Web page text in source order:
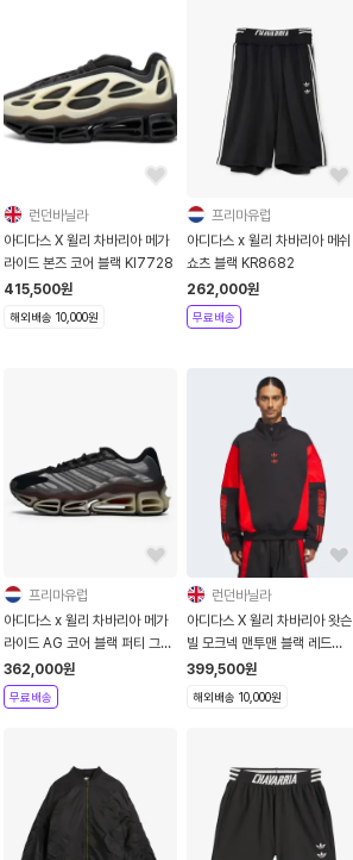
런던바닐라
아디다스 X 윌리 차바리아 메가
라이드 본즈 코어 블랙 KI7728
415,500원
해외배송 10,000원
프리마유럽
아디다스 x 윌리 차바리아 메쉬
쇼츠 블랙 KR8682
262,000원
무료배송
프리마유럽
아디다스 x 윌리 차바리아 메가
라이드 AG 코어 블랙 퍼티 그레
이
362,000원
무료배송
런던바닐라
아디다스 X 윌리 차바리아 왓슨
빌 모크넥 맨투맨 블랙 레드
KD9347
399,500원
해외배송 10,000원